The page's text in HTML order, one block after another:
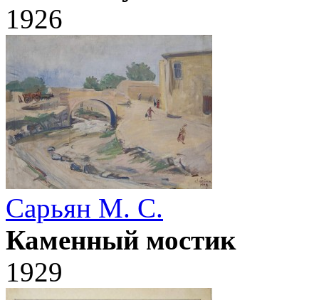
1926
Сарьян М. С.
Каменный мостик
1929